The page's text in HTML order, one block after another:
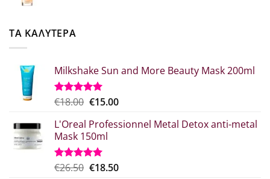
ΤΑ ΚΑΛΥΤΕΡΑ
Milkshake Sun and More Beauty Mask 200ml
Βαθμολογήθηκε
από 5
€18.00 Original
was:
€18.00.
€15.00Η
τιμή
L'Oreal Professionnel Metal Detox anti-metal
Mask 150ml
Βαθμολογήθηκε
€26.50 Original
€18.50Η